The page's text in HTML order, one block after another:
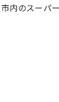
のスーパ